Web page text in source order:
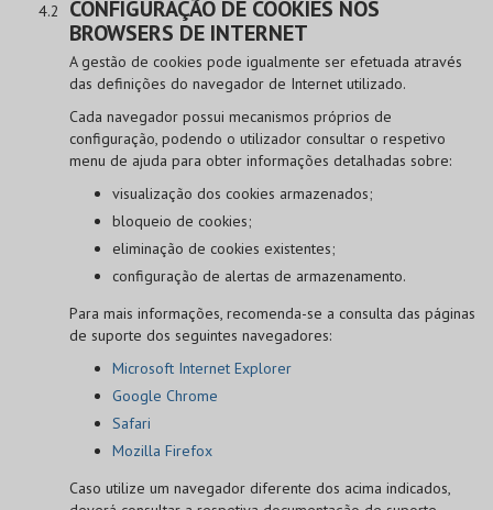
CONFIGURAÇÃO DE COOKIES NOS
BROWSERS DE INTERNET
A gestão de cookies pode igualmente ser efetuada através
das definições do navegador de Internet utilizado.
Cada navegador possui mecanismos próprios de
configuração, podendo o utilizador consultar o respetivo
menu de ajuda para obter informações detalhadas sobre:
visualização dos cookies armazenados;
bloqueio de cookies;
eliminação de cookies existentes;
configuração de alertas de armazenamento.
Para mais informações, recomenda-se a consulta das páginas
de suporte dos seguintes navegadores:
Microsoft Internet Explorer
Google Chrome
Safari
Mozilla Firefox
Caso utilize um navegador diferente dos acima indicados,